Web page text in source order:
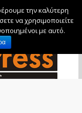
την καλύτερη
να χρησιμοποιείτε
με αυτό.